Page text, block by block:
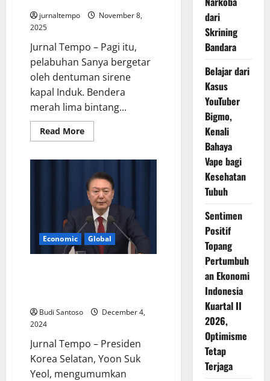
jurnaltempo
November 8,
2025
Jurnal Tempo – Pagi itu,
pelabuhan Sanya bergetar
oleh dentuman sirene
kapal Induk. Bendera
merah lima bintang...
Read MoreRead
more
Ketiga
China
Resmi
Berdinas
Militer,
Canggih
Saingi
AS
Economic Global
Budi Santoso
December 4,
2024
Jurnal Tempo – Presiden
Korea Selatan, Yoon Suk
Yeol, mengumumkan
dari
Skrining
Bandara
Belajar dari
Kasus
YouTuber
Bigmo,
Kenali
Bahaya
Vape bagi
Kesehatan
Tubuh
Sentimen
Positif
Topang
Pertumbuh
an Ekonomi
Indonesia
Kuartal II
2026,
Optimisme
Tetap
Terjaga